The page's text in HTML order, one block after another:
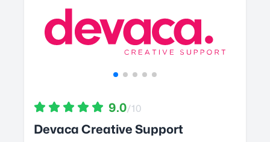
9.0/10
Devaca Creative Support